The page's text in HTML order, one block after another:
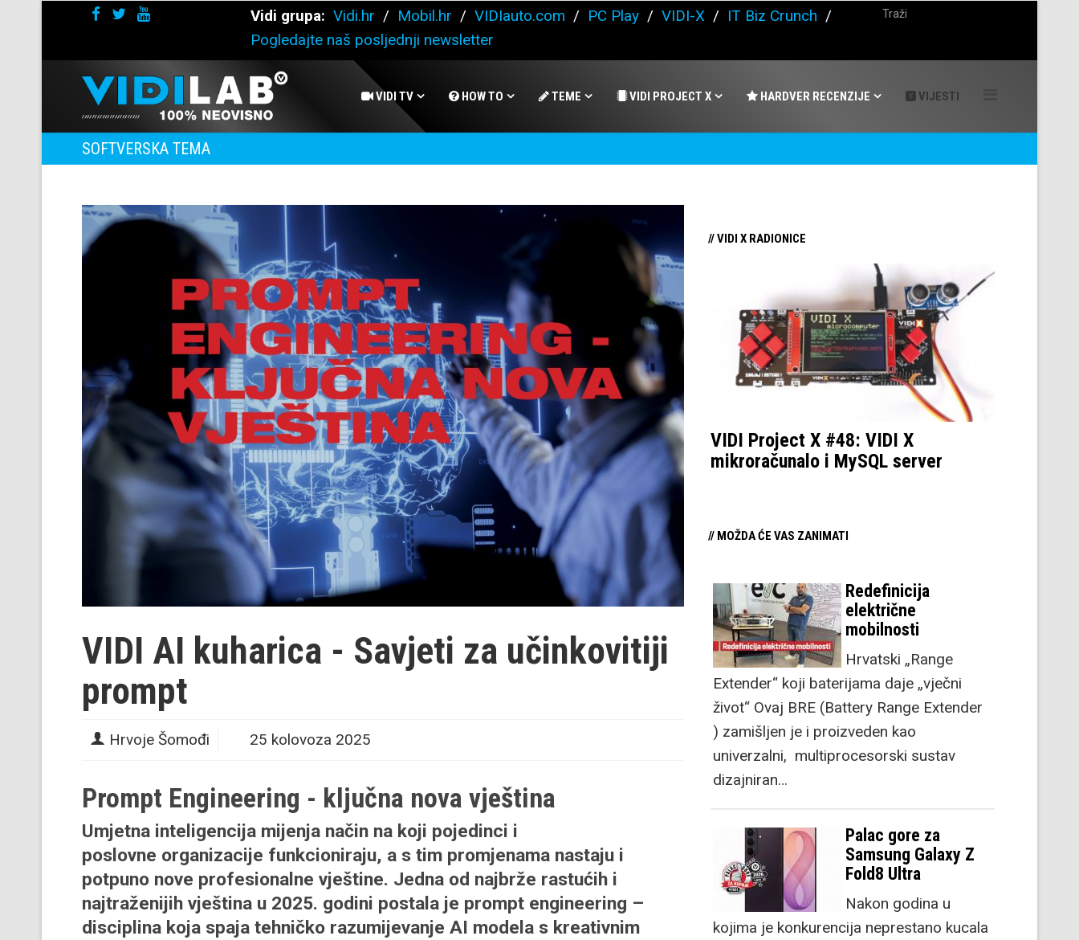
Vidi grupa: Vidi.hr / Mobil.hr / VIDIauto.com / PC Play / VIDI-X / IT Biz Crunch /
Pogledajte naš posljednji newsletter
VIDI TV HOW TO TEME VIDI PROJECT X HARDVER RECENZIJE VIJESTI
SOFTVERSKA TEMA
VIDI AI kuharica - Savjeti za učinkovitiji
prompt
Hrvoje Šomođi 25 kolovoza 2025
Prompt Engineering - ključna nova vještina
Umjetna inteligencija mijenja način na koji pojedinci i
poslovne organizacije funkcioniraju, a s tim promjenama nastaju i
potpuno nove profesionalne vještine. Jedna od najbrže rastućih i
najtraženijih vještina u 2025. godini postala je prompt engineering –
disciplina koja spaja tehničko razumijevanje AI modela s kreativnim
// VIDI X RADIONICE
VIDI Project X #48: VIDI X
mikroračunalo i MySQL server
// MOŽDA ĆE VAS ZANIMATI
Redefinicija
električne
mobilnosti
Hrvatski „Range
Extender“ koji baterijama daje „vječni
život“ Ovaj BRE (Battery Range Extender
) zamišljen je i proizveden kao
univerzalni, multiprocesorski sustav
dizajniran…
Palac gore za
Samsung Galaxy Z
Fold8 Ultra
Nakon godina u
kojima je konkurencija neprestano kucala